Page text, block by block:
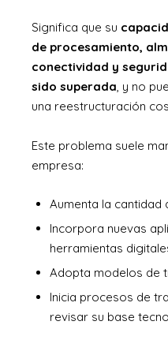
Significa que su
de procesamiento,
conectividad y
sido superada , y no
una reestructuración
Este problema suele
empresa:
Aumenta la cantidad
Incorpora nuevas
herramientas
Adopta modelos de
Inicia procesos de
revisar su base